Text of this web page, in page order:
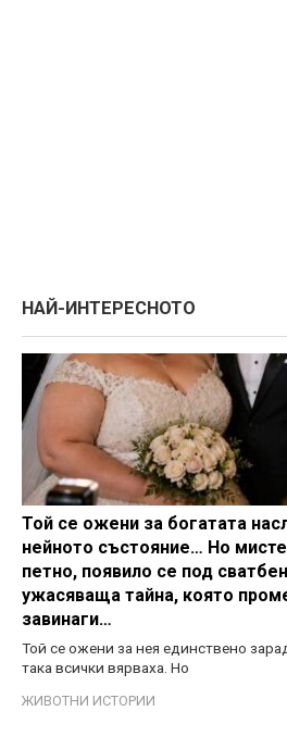
НАЙ-ИНТЕРЕСНОТО
Той се ожени за богатата
нейното състояние… Но
петно, появило се под
ужасяваща тайна, която
завинаги…
Той се ожени за нея единствено
така всички вярваха. Но
ЖИВОТНИ ИСТОРИИ